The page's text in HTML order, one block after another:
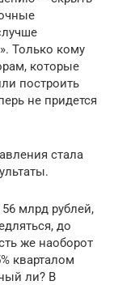
Только кому
которые
построить
не придется
стала
млрд рублей,
до
же наоборот
кварталом
ли? В